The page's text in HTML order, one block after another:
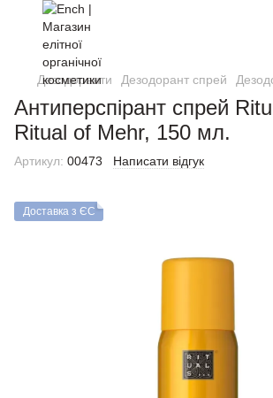
Дезодоранти Дезодорант спрей
Антиперспірант спрей
Ritual of Mehr, 150 мл.
Артикул: 00473 Написати відгук
Доставка з ЄС